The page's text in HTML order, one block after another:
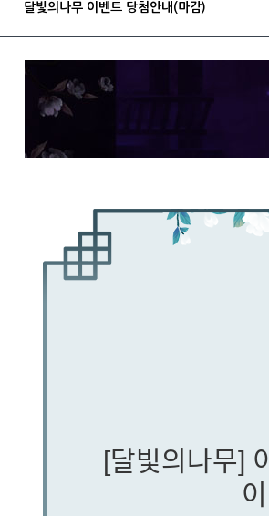
달빛의나무 이벤트 당첨안내(마감)
[달빛의나무]